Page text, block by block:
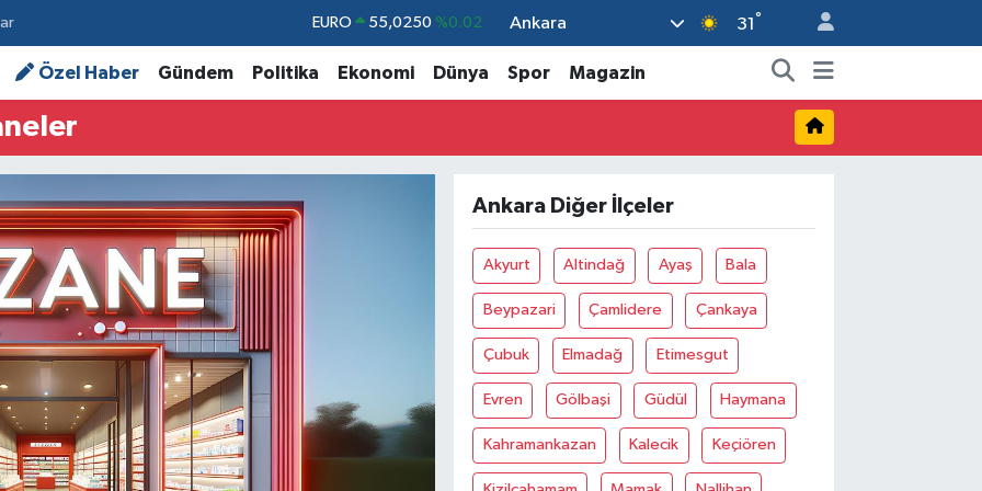
STERLİN 64,2398 %0.2
GRAM ALTIN 6513.94 %0.32
BİST100 13.768 %48
Ankara 31 °
Özel Haber Gündem Politika Ekonomi Dünya Spor Magazin
Ankara Diğer İlçeler
Akyurt Altindağ Ayaş Bala
Beypazari Çamlidere Çankaya
Çubuk Elmadağ Etimesgut
Evren Gölbaşi Güdül Haymana
Kahramankazan Kalecik Keçiören